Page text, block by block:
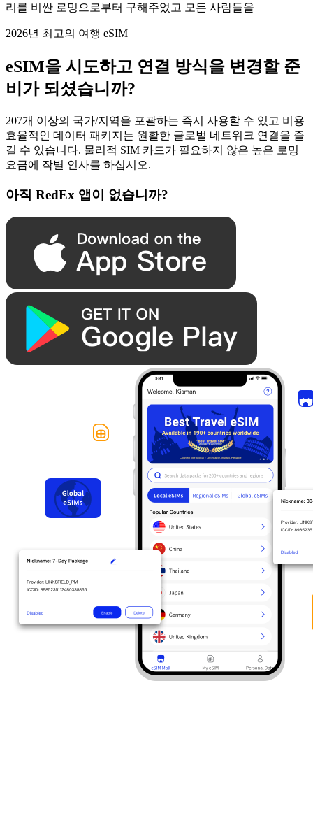
리를 비싼 로밍으로부터 구해주었고 모든 사람들을
2026년 최고의 여행 eSIM
eSIM을 시도하고 연결 방식을 변경할 준
비가 되셨습니까?
207개 이상의 국가/지역을 포괄하는 즉시 사용할 수 있고 비용
효율적인 데이터 패키지는 원활한 글로벌 네트워크 연결을 즐
길 수 있습니다. 물리적 SIM 카드가 필요하지 않은 높은 로밍
요금에 작별 인사를 하십시오.
아직 RedEx 앱이 없습니까?